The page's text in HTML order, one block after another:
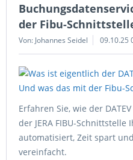
der Fibu-
Von: Johannes Seidel 09.10.25
Erfahren Sie, wie der
der JERA FIBU-
automatisiert, Zeit spart
vereinfacht.